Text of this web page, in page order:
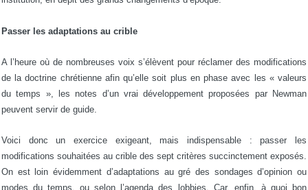
Passer les adaptations au crible
A l’heure où de nombreuses voix s’élèvent pour réclamer des modifications
de la doctrine chrétienne afin qu’elle soit plus en phase avec les « valeurs
du temps », les notes d’un vrai développement proposées par Newman
peuvent servir de guide.
Voici donc un exercice exigeant, mais indispensable : passer les
modifications souhaitées au crible des sept critères succinctement exposés.
On est loin évidemment d’adaptations au gré des sondages d’opinion ou
modes du temps, ou selon l’agenda des lobbies. Car, enfin, à quoi bon